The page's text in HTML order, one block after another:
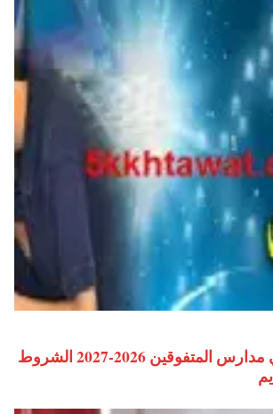
طريقة التقديم في مدارس المتفوقين 2026-2027 الشروط